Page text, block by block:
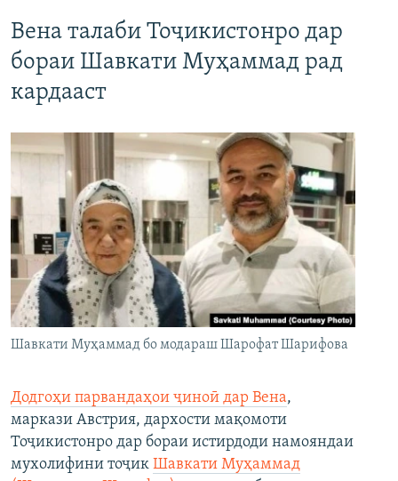
Вена талаби Тоҷикистонро дар
бораи Шавкати Муҳаммад рад
кардааст
Шавкати Муҳаммад бо модараш Шарофат Шарифова
Додгоҳи парвандаҳои ҷиноӣ дар Вена,
маркази Австрия, дархости мақомоти
Тоҷикистонро дар бораи истирдоди намояндаи
мухолифини тоҷик Шавкати Муҳаммад